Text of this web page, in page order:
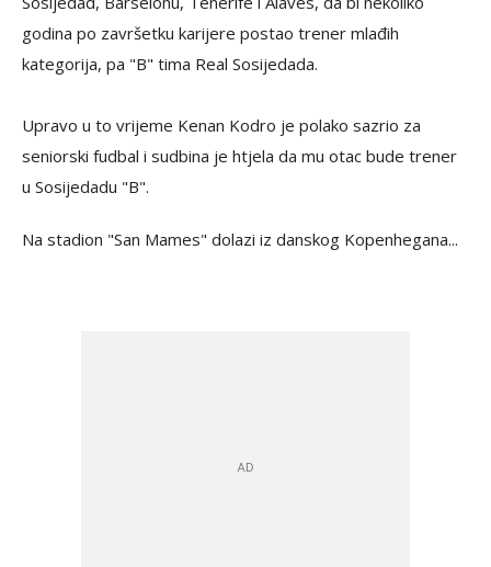
godina po završetku karijere postao trener mlađih
kategorija, pa "B" tima Real Sosijedada.
Upravo u to vrijeme Kenan Kodro je polako sazrio za
seniorski fudbal i sudbina je htjela da mu otac bude trener
u Sosijedadu "B".
Na stadion "San Mames" dolazi iz danskog Kopenhegana...